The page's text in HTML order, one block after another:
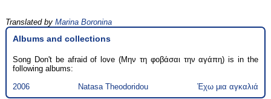
Translated by Marina Boronina
Albums and collections
Song Don't be afraid of love (Μην τη φοβάσαι την αγάπη) is in the
following albums:
2006
Natasa Theodoridou Έχω μια αγκαλιά